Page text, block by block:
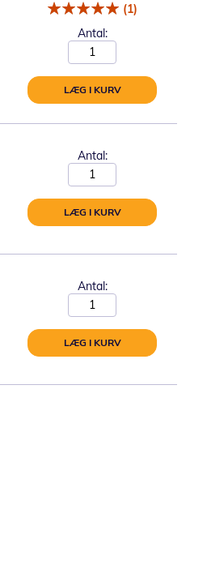
(1)
Antal:
LÆG I KURV
Antal:
LÆG I KURV
Antal:
LÆG I KURV